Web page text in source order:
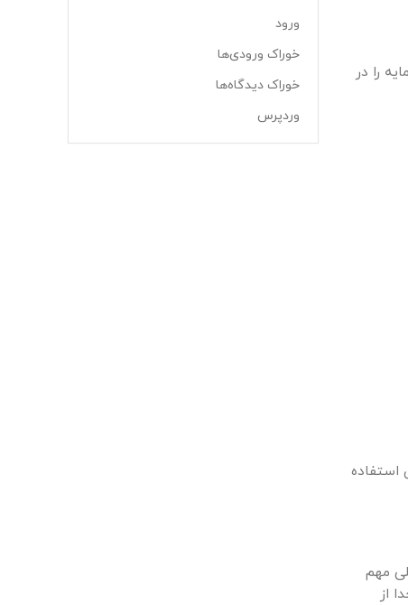
را در
استفاده
مهم
از
ورود
خوراک ورودی‌ها
خوراک دیدگاه‌ها
وردپرس